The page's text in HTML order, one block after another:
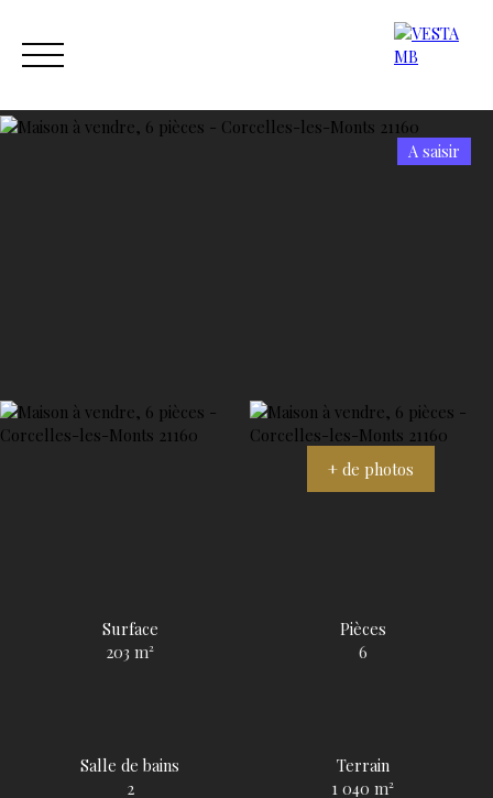
A saisir
+ de photos
Surface
203m²
Pièces
6
Salle de bains
2
Terrain
1 040m²